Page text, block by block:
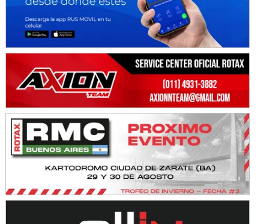
KDO - F6
Ciudad de Trenque Lauquen (Asfalto)
ENTRERRIANO - F6 (POSTERGADA)
Parque de la Velocidad (Asfalto)
Villaguay (Entre Ríos)
VICTORIENSE - F7
El Cerro (Tierra)
Victoria (Entre Ríos)
PATAGONICO - F6
Moto Club Reginense (Tierra)
Gral. E. Godoy (Río Negro)